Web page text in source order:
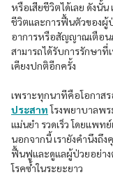
หรือเสียชีวิตได้เลย ดังนั้
ชีวิตและการฟื้นตัวของผู้ป่
อาการหรือสัญญาณเตือน
สามารถได้รับการรักษา
เคียงปกติอีกครั้ง
เพราะทุกนาทีคือโอกาส
ประสาทโรงพยาบาลพร
แม่นยำ รวดเร็ว โดยแพท
นอกจากนี้ เรายังคำนึงถึ
ฟื้นฟูและดูแลผู้ป่วยอย่าง
โรคซ้ำในระยะยาว